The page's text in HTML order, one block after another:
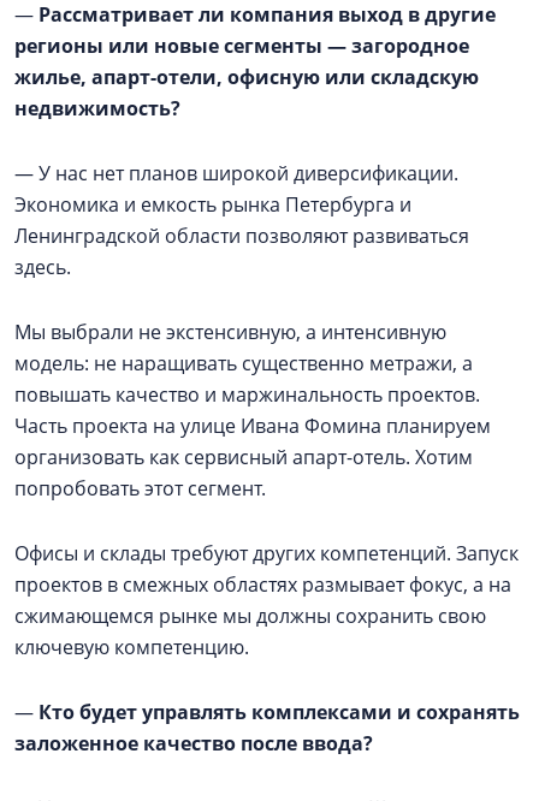
— Рассматривает ли компания выход в другие
регионы или новые сегменты — загородное
жилье, апарт-отели, офисную или складскую
недвижимость?
— У нас нет планов широкой диверсификации.
Экономика и емкость рынка Петербурга и
Ленинградской области позволяют развиваться
здесь.
Мы выбрали не экстенсивную, а интенсивную
модель: не наращивать существенно метражи, а
повышать качество и маржинальность проектов.
Часть проекта на улице Ивана Фомина планируем
организовать как сервисный апарт-отель. Хотим
попробовать этот сегмент.
Офисы и склады требуют других компетенций. Запуск
проектов в смежных областях размывает фокус, а на
сжимающемся рынке мы должны сохранить свою
ключевую компетенцию.
— Кто будет управлять комплексами и сохранять
заложенное качество после ввода?